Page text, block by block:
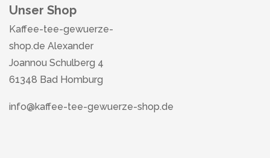
Unser Shop
Kaffee-tee-gewuerze-
shop.de Alexander
Joannou Schulberg 4
61348 Bad Homburg
info@kaffee-tee-gewuerze-shop.de